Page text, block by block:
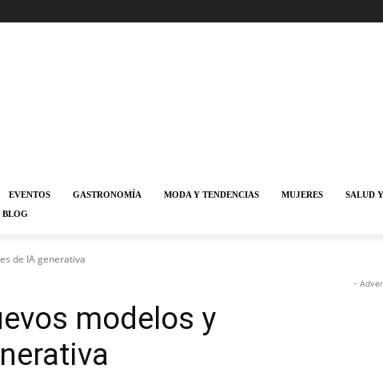
EVENTOS GASTRONOMÍA MODA Y TENDENCIAS MUJERES
SALUD
BLOG
de IA generativa
modelos y
-